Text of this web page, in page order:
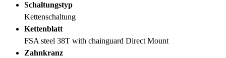
Schaltungstyp
Kettenschaltung
Kettenblatt
FSA steel 38T with chainguard Direct Mount
Zahnkranz